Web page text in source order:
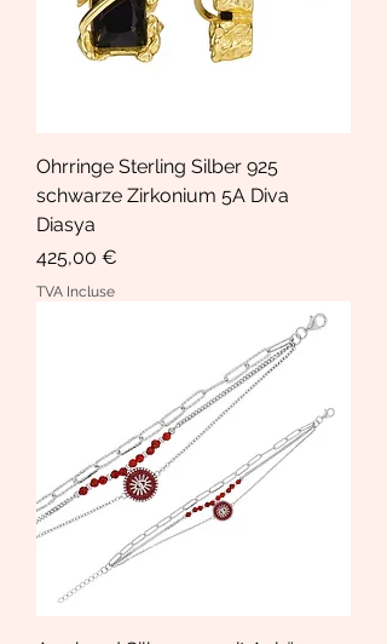
Ohrringe Sterling Silber 925
schwarze Zirkonium 5A Diva
Diasya
Prix
425,00 €
TVA Incluse